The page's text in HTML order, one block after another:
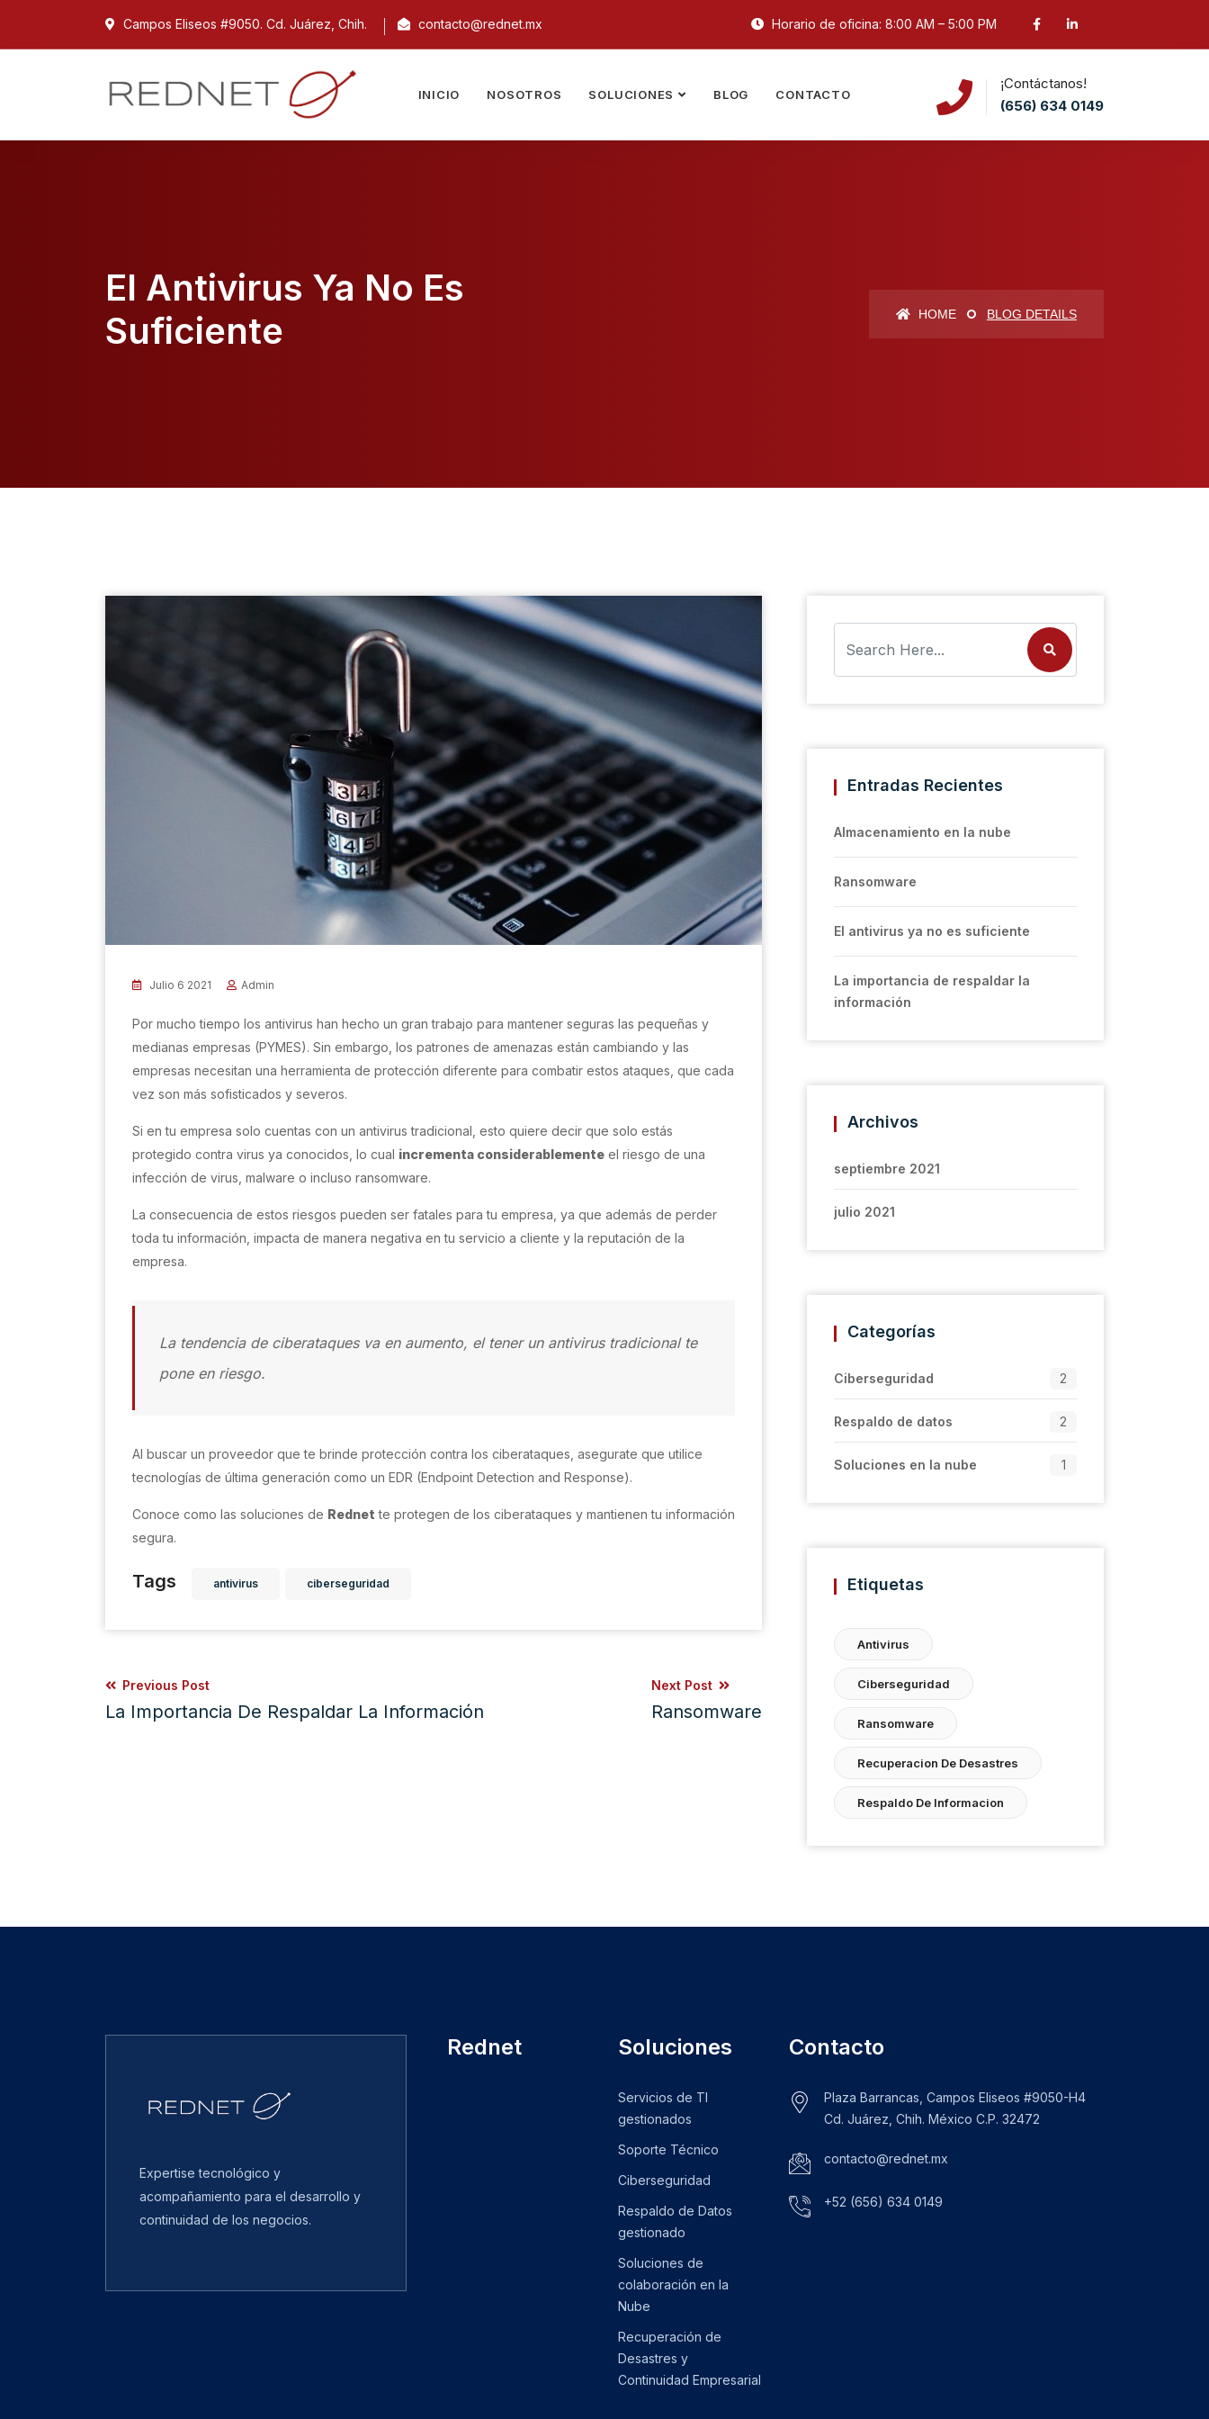
Campos Eliseos #9050. Cd. Juárez, Chih. contacto@rednet.mx Horario de oficina: 8:00 AM – 5:00 PM
¡Contáctanos!
(656) 634 0149
INICIO NOSOTROS SOLUCIONES BLOG CONTACTO
El Antivirus Ya No Es
Suficiente
HOME BLOG DETAILS
Julio 6 2021 Admin
Por mucho tiempo los antivirus han hecho un gran trabajo para mantener seguras las pequeñas y
medianas empresas (PYMES). Sin embargo, los patrones de amenazas están cambiando y las
empresas necesitan una herramienta de protección diferente para combatir estos ataques, que cada
vez son más sofisticados y severos.
Si en tu empresa solo cuentas con un antivirus tradicional, esto quiere decir que solo estás
protegido contra virus ya conocidos, lo cual incrementa considerablemente el riesgo de una
infección de virus, malware o incluso ransomware.
La consecuencia de estos riesgos pueden ser fatales para tu empresa, ya que además de perder
toda tu información, impacta de manera negativa en tu servicio a cliente y la reputación de la
empresa.
La tendencia de ciberataques va en aumento, el tener un antivirus tradicional te
pone en riesgo.
Al buscar un proveedor que te brinde protección contra los ciberataques, asegurate que utilice
tecnologías de última generación como un EDR (Endpoint Detection and Response).
Conoce como las soluciones de Rednet te protegen de los ciberataques y mantienen tu información
segura.
Tags antivirus ciberseguridad
Previous Post
La Importancia De Respaldar La Información
Next Post
Ransomware
Entradas Recientes
Almacenamiento en la nube
Ransomware
El antivirus ya no es suficiente
La importancia de respaldar la
información
Archivos
septiembre 2021
julio 2021
Categorías
Ciberseguridad 2
Respaldo de datos 2
Soluciones en la nube 1
Etiquetas
Antivirus
Ciberseguridad
Ransomware
Recuperacion De Desastres
Respaldo De Informacion
Expertise tecnológico y
acompañamiento para el desarrollo y
continuidad de los negocios.
Rednet Soluciones
Servicios de TI
gestionados
Soporte Técnico
Ciberseguridad
Respaldo de Datos
gestionado
Soluciones de
colaboración en la
Nube
Recuperación de
Desastres y
Continuidad Empresarial
Contacto
Plaza Barrancas, Campos Eliseos #9050-H4
Cd. Juárez, Chih. México C.P. 32472
contacto@rednet.mx
+52 (656) 634 0149